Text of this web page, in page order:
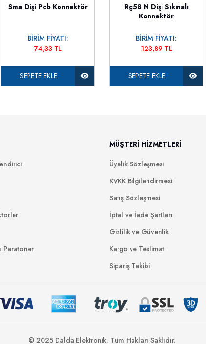
Sma Dişi Pcb Konnektör
BİRİM FİYATI:
74,33 TL
SEPETE EKLE
Rg58 N Dişi Sıkmalı
Konnektör
BİRİM FİYATI:
123,89 TL
SEPETE EKLE
Paratoner
MÜŞTERİ HİZMETLERİ
Üyelik Sözleşmesi
KVKK Bilgilendirmesi
Satış Sözleşmesi
İptal ve İade Şartları
Gizlilik ve Güvenlik
Kargo ve Teslimat
Sipariş Takibi
© 2025 Dalda Elektronik. Tüm Hakları Saklıdır.